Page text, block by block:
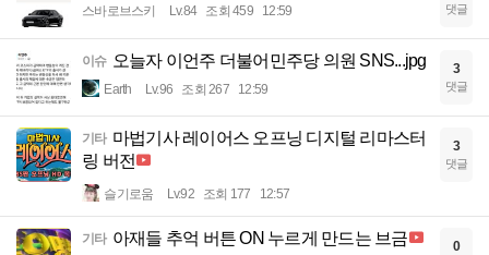
스바로브스키 Lv.84 조회 459 12:59 댓글
이슈 오늘자 이언주 더불어민주당 의원 SNS...jpg
Earth Lv.96 조회 267 12:59
3
댓글
기타 마법기사 레이어스 오프닝 디지털 리마스터
링 버전
슬기로움 Lv.92 조회 177 12:57
3
댓글
기타 아재들 추억 버튼 ON 누르게 만드는 브금 0